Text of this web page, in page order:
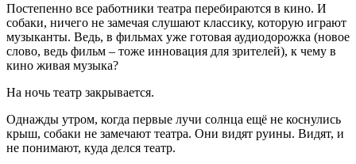
Постепенно все работники театра перебираются в кино. И
собаки, ничего не замечая слушают классику, которую играют
музыканты. Ведь, в фильмах уже готовая аудиодорожка (новое
слово, ведь фильм – тоже инновация для зрителей), к чему в
кино живая музыка?
На ночь театр закрывается.
Однажды утром, когда первые лучи солнца ещё не коснулись
крыш, собаки не замечают театра. Они видят руины. Видят, и
не понимают, куда делся театр.